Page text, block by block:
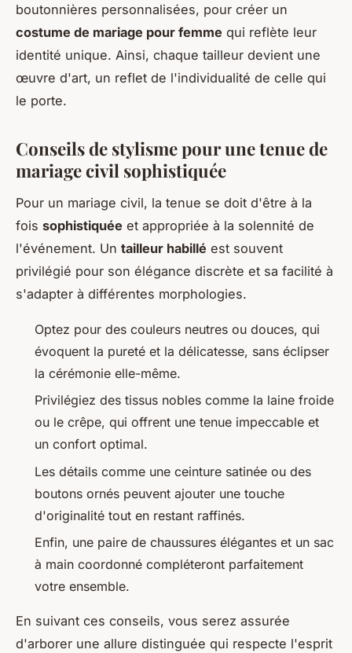
boutonnières personnalisées, pour créer un
costume de mariage pour femme qui reflète leur
identité unique. Ainsi, chaque tailleur devient une
œuvre d'art, un reflet de l'individualité de celle qui
le porte.
Conseils de stylisme pour une tenue de
mariage civil sophistiquée
Pour un mariage civil, la tenue se doit d'être à la
fois sophistiquée et appropriée à la solennité de
l'événement. Un tailleur habillé est souvent
privilégié pour son élégance discrète et sa facilité à
s'adapter à différentes morphologies.
Optez pour des couleurs neutres ou douces, qui
évoquent la pureté et la délicatesse, sans éclipser
la cérémonie elle-même.
Privilégiez des tissus nobles comme la laine froide
ou le crêpe, qui offrent une tenue impeccable et
un confort optimal.
Les détails comme une ceinture satinée ou des
boutons ornés peuvent ajouter une touche
d'originalité tout en restant raffinés.
Enfin, une paire de chaussures élégantes et un sac
à main coordonné compléteront parfaitement
votre ensemble.
En suivant ces conseils, vous serez assurée
d'arborer une allure distinguée qui respecte l'esprit